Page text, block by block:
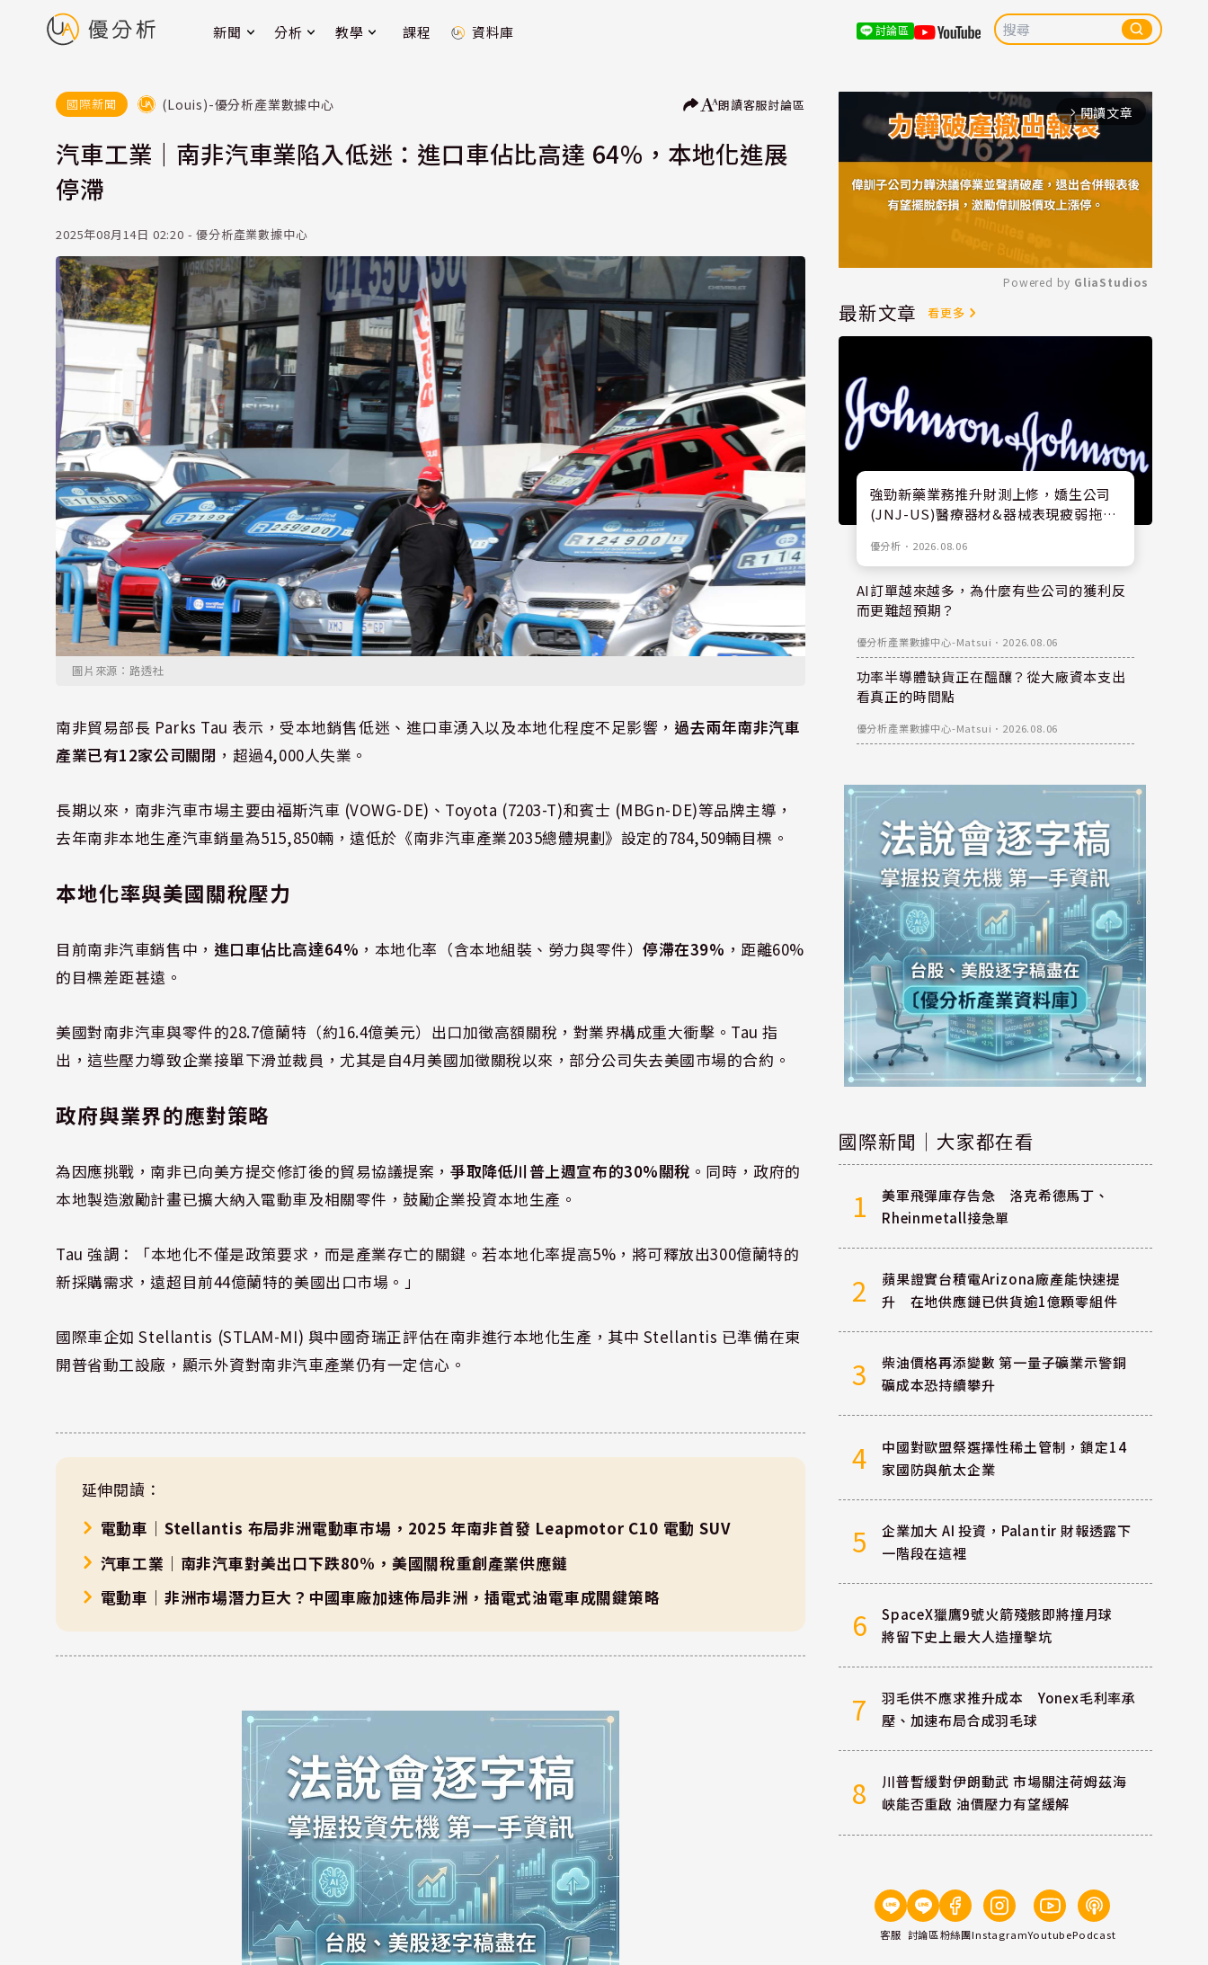
新聞 分析 教學 課程 資料庫 討論區
國際新聞 (Louis)-優分析產業數據中心 朗讀客服討論區
汽車工業｜南非汽車業陷入低迷：進口車佔比高達 64%，本地化進展
停滯
2025年08月14日 02:20 - 優分析產業數據中心
圖片來源：路透社
南非貿易部長 Parks Tau 表示，受本地銷售低迷、進口車湧入以及本地化程度不足影響， 過去兩年南非汽車
產業已有12家公司關閉 ，超過4,000人失業。
長期以來，南非汽車市場主要由福斯汽車 (VOWG-DE) 、Toyota (7203-T)和賓士 (MBGn-DE)等品牌主導，
去年南非本地生產汽車銷量為515,850輛，遠低於《南非汽車產業2035總體規劃》設定的784,509輛目標。
本地化率與美國關稅壓力
目前南非汽車銷售中， 進口車佔比高達64% ，本地化率（含本地組裝、勞力與零件）停滯在39% ，距離60%
的目標差距甚遠。
美國對南非汽車與零件的28.7億蘭特（約16.4億美元）出口加徵高額關稅，對業界構成重大衝擊。Tau 指
出，這些壓力導致企業接單下滑並裁員，尤其是自4月美國加徵關稅以來，部分公司失去美國市場的合約。
政府與業界的應對策略
為因應挑戰，南非已向美方提交修訂後的貿易協議提案， 爭取降低川普上週宣布的30%關稅 。同時，政府的
本地製造激勵計畫已擴大納入電動車及相關零件，鼓勵企業投資本地生產。
Tau 強調：「本地化不僅是政策要求，而是產業存亡的關鍵。若本地化率提高5%，將可釋放出300億蘭特的
新採購需求，遠超目前44億蘭特的美國出口市場。」
國際車企如 Stellantis (STLAM-MI) 與中國奇瑞正評估在南非進行本地化生產，其中 Stellantis 已準備在東
開普省動工設廠，顯示外資對南非汽車產業仍有一定信心。
延伸閱讀：
電動車｜Stellantis 布局非洲電動車市場，2025 年南非首發 Leapmotor C10 電動 SUV
汽車工業｜南非汽車對美出口下跌80%，美國關稅重創產業供應鏈
電動車｜非洲市場潛力巨大？中國車廠加速佈局非洲，插電式油電車成關鍵策略
arrow_forward_ios 閱讀文章
Mute
Powered by GliaStudios
最新文章 看更多
強勁新藥業務推升財測上修，嬌生公司
(JNJ-US)醫療器材&器械表現疲弱拖累
優分析 ． 2026.08.06
AI訂單越來越多，為什麼有些公司的獲利反
而更難超預期？
優分析產業數據中心-Matsui ． 2026.08.06
功率半導體缺貨正在醞釀？從大廠資本支出
看真正的時間點
優分析產業數據中心-Matsui ． 2026.08.06
國際新聞｜大家都在看
1
美軍飛彈庫存告急 洛克希德馬丁、
Rheinmetall接急單
2
蘋果證實台積電Arizona廠產能快速提
升 在地供應鏈已供貨逾1億顆零組件
3
柴油價格再添變數 第一量子礦業示警銅
礦成本恐持續攀升
4
中國對歐盟祭選擇性稀土管制，鎖定14
家國防與航太企業
5
企業加大 AI 投資，Palantir 財報透露下
一階段在這裡
6
SpaceX獵鷹9號火箭殘骸即將撞月球
將留下史上最大人造撞擊坑
7
羽毛供不應求推升成本 Yonex毛利率承
壓、加速布局合成羽毛球
8
川普暫緩對伊朗動武 市場關注荷姆茲海
峽能否重啟 油價壓力有望緩解
客服 討論區粉絲團InstagramYoutubePodcast